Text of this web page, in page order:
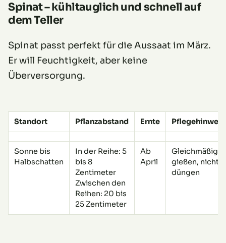
Spinat – kühltauglich und schnell auf
dem Teller
Spinat passt perfekt für die Aussaat im März.
Er will Feuchtigkeit, aber keine
Überversorgung.
Standort Pflanzabstand Ernte
Sonne bis
Halbschatten
In der Reihe: 5
bis 8
Zentimeter
Zwischen den
Reihen: 20 bis
25 Zentimeter
Ab
April
Gleichmäßig
gießen, nicht
düngen